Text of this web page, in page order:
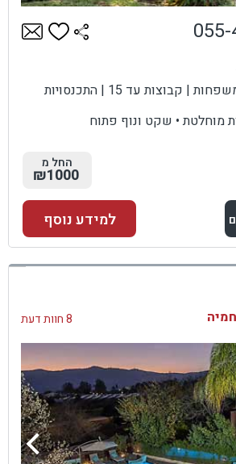
מתאים ל: זוגות | משפחות | קבוצות עד 15 | התכנסויות
מוחלטת • שקט ונוף פתוח
החל מ
₪1000
למידע נוסף
8 חוות דעת